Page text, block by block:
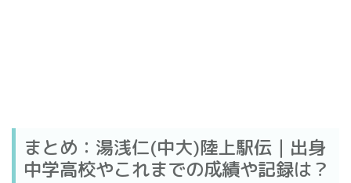
まとめ：湯浅仁(中大)陸上駅伝｜出身
中学高校やこれまでの成績や記録は？